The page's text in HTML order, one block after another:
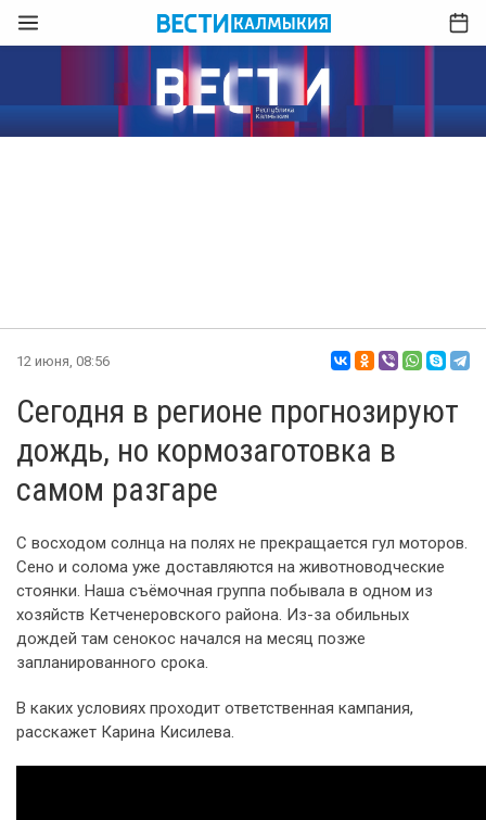
12 июня, 08:56
Сегодня в регионе прогнозируют
дождь, но кормозаготовка в
самом разгаре
С восходом солнца на полях не прекращается гул моторов.
Сено и солома уже доставляются на животноводческие
стоянки. Наша съёмочная группа побывала в одном из
хозяйств Кетченеровского района. Из-за обильных
дождей там сенокос начался на месяц позже
запланированного срока.
В каких условиях проходит ответственная кампания,
расскажет Карина Кисилева.